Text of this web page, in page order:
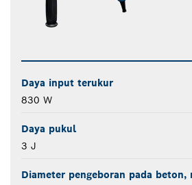
Daya input terukur
830 W
Daya pukul
3 J
Diameter pengeboran pada beton,